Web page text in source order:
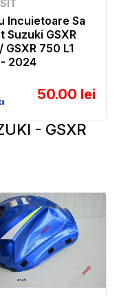
Incuietoare Sa
Suzuki GSXR
GSXR 750 L1
- 2024
50.00 lei
- GSXR